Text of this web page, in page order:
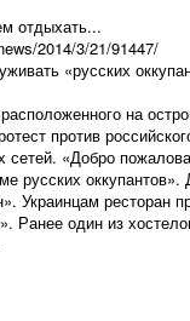
отдыхать...
2014/3/21/91447/
«русских
на
против
«Добро
оккупантов».
Украинцам ресторан
Ранее один из